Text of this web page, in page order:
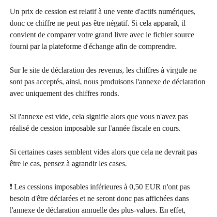
Un prix de cession est relatif à une vente d'actifs numériques,
donc ce chiffre ne peut pas être négatif. Si cela apparaît, il
convient de comparer votre grand livre avec le fichier source
fourni par la plateforme d'échange afin de comprendre.
Sur le site de déclaration des revenus, les chiffres à virgule ne
sont pas acceptés, ainsi, nous produisons l'annexe de déclaration
avec uniquement des chiffres ronds.
Si l'annexe est vide, cela signifie alors que vous n'avez pas
réalisé de cession imposable sur l'année fiscale en cours.
Si certaines cases semblent vides alors que cela ne devrait pas
être le cas, pensez à agrandir les cases.
❗ Les cessions imposables inférieures à 0,50 EUR n'ont pas
besoin d'être déclarées et ne seront donc pas affichées dans
l'annexe de déclaration annuelle des plus-values. En effet,